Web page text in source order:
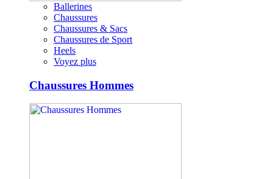
Ballerines
Chaussures
Chaussures & Sacs
Chaussures de Sport
Heels
Voyez plus
Chaussures Hommes